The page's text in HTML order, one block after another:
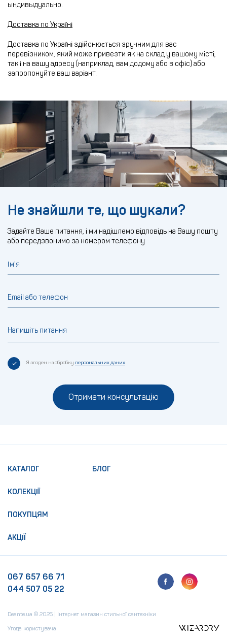
ындивыдуально.
Доставка по Україні
Доставка по Україні здійснюється зручним для вас
перевізником, який може привезти як на склад у вашому місті,
так і на вашу адресу (наприклад, вам додому або в офіс) або
запропонуйте ваш варіант.
Не знайшли те, що шукали?
Задайте Ваше питання, і ми надішлемо відповідь на Вашу пошту
або передзвонимо за номером телефону
Ім'я
Email або телефон
Напишіть питання
Я згоден на обробку персональних даних
Отримати консультацію
КАТАЛОГ
КОЛЕКЦІЇ
ПОКУПЦЯМ
АКЦІЇ
БЛОГ
067 657 66 71
044 507 05 22
Deante.ua © 2026 | Інтернет магазин стильної сантехніки
Угода користувача